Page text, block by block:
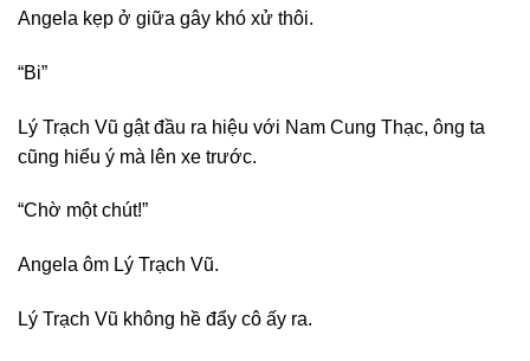
Angela kẹp ở giữa gây khó xử thôi.
“Bi”
Lý Trạch Vũ gật đầu ra hiệu với Nam Cung Thạc, ông ta
cũng hiểu ý mà lên xe trước.
“Chờ một chút!”
Angela ôm Lý Trạch Vũ.
Lý Trạch Vũ không hề đẩy cô ấy ra.